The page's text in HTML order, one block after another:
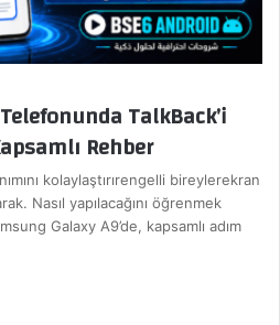
TalkBack’i
Rehber
kolaylaştırırengelli bireylerekran
Nasıl yapılacağını öğrenmek
Galaxy A9’de, kapsamlı adım